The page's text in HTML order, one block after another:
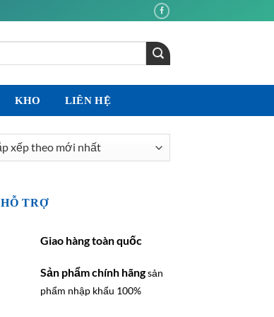
KHO LIÊN HỆ
HỖ TRỢ
Giao hàng toàn quốc
Sản phẩm chính hãngsản
phẩm nhập khẩu 100%